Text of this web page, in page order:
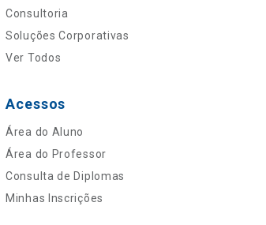
Consultoria
Soluções Corporativas
Ver Todos
Acessos
Área do Aluno
Área do Professor
Consulta de Diplomas
Minhas Inscrições